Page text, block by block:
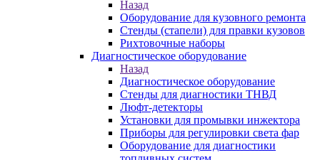
Назад
Оборудование для кузовного ремонта
Стенды (стапели) для правки кузовов
Рихтовочные наборы
Диагностическое оборудование
Назад
Диагностическое оборудование
Стенды для диагностики ТНВД
Люфт-детекторы
Установки для промывки инжектора
Приборы для регулировки света фар
Оборудование для диагностики